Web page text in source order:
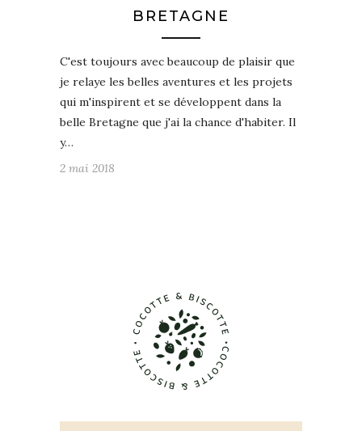
BRETAGNE
C'est toujours avec beaucoup de plaisir que
je relaye les belles aventures et les projets
qui m'inspirent et se développent dans la
belle Bretagne que j'ai la chance d'habiter. Il
y…
2 mai 2018